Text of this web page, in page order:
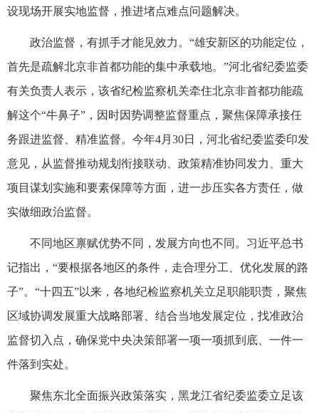
设现场开展实地监督，推进堵点难点问题解决。
政治监督，有抓手才能见效力。“雄安新区的功能定位，
首先是疏解北京非首都功能的集中承载地。”河北省纪委监委
有关负责人表示，该省纪检监察机关牵住北京非首都功能疏
解这个“牛鼻子”，因时因势调整监督重点，聚焦保障承接任
务跟进监督、精准监督。今年4月30日，河北省纪委监委印发
意见，从监督推动规划衔接联动、政策精准协同发力、重大
项目谋划实施和要素保障等方面，进一步压实各方责任，做
实做细政治监督。
不同地区禀赋优势不同，发展方向也不同。习近平总书
记指出，“要根据各地区的条件，走合理分工、优化发展的路
子”。“十四五”以来，各地纪检监察机关立足职能职责，聚焦
区域协调发展重大战略部署、结合当地发展定位，找准政治
监督切入点，确保党中央决策部署一项一项抓到底、一件一
件落到实处。
聚焦东北全面振兴政策落实，黑龙江省纪委监委立足该